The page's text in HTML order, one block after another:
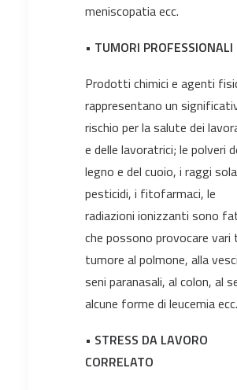
meniscopatia ecc.
• TUMORI PROFESSIONALI
Prodotti chimici e agenti
rappresentano un
rischio per la salute dei
e delle lavoratrici; le polveri
legno e del cuoio, i raggi
pesticidi, i fitofarmaci, le
radiazioni ionizzanti sono
che possono provocare vari
tumore al polmone, alla
seni paranasali, al colon, al
alcune forme di leucemia ecc.
• STRESS DA LAVORO
CORRELATO